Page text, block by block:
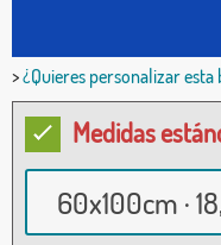
>¿Quieres personalizar esta
Medidas
60x100cm ·